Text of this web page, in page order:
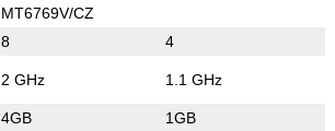
MT6769V/CZ
8 4
2 GHz 1.1 GHz
4GB 1GB